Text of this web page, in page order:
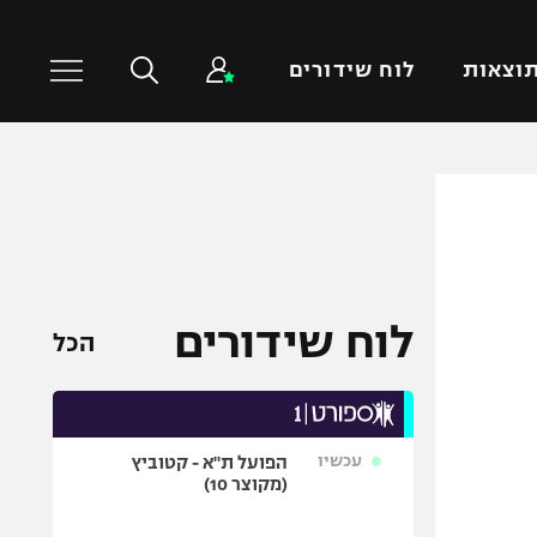
תוצאות לוח שידורים
שחייה
ג'ודו
ספורט אולימפי
לוח שידורים הכל
עכשיו
הפועל ת"א - קטוביץ
(מקוצר 10)